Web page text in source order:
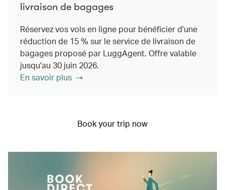
livraison de bagages
Réservez vos vols en ligne pour bénéficier d'une
réduction de 15 % sur le service de livraison de
bagages proposé par LuggAgent. Offre valable
jusqu'au 30 juin 2026.
En savoir plus
Book your trip now